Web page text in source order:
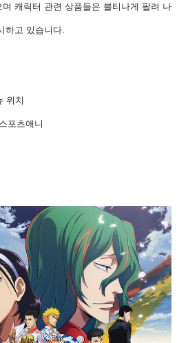
캐릭터 관련 상품들은 불티나게 팔려 나
하고 있습니다.
위치
포츠애니